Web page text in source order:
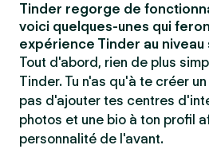
Tinder regorge de
voici quelques-unes qui
expérience Tinder au niveau
Tout d'abord, rien de plus
Tinder. Tu n'as qu'à te créer un
pas d'ajouter tes centres
photos et une bio à ton profil
personnalité de l'avant.